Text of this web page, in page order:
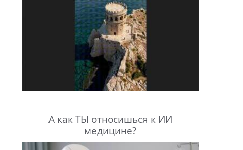
А как ТЫ относишься к ИИ
медицине?